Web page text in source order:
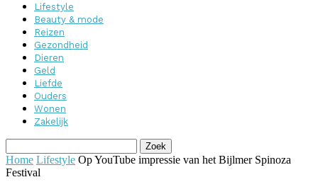
Lifestyle
Beauty & mode
Reizen
Gezondheid
Dieren
Geld
Liefde
Ouders
Wonen
Zakelijk
Home Lifestyle Op YouTube impressie van het Bijlmer Spinoza
Festival